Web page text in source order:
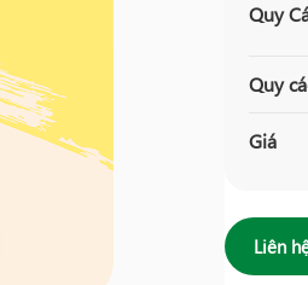
Quy
Quy
Giá
Liên